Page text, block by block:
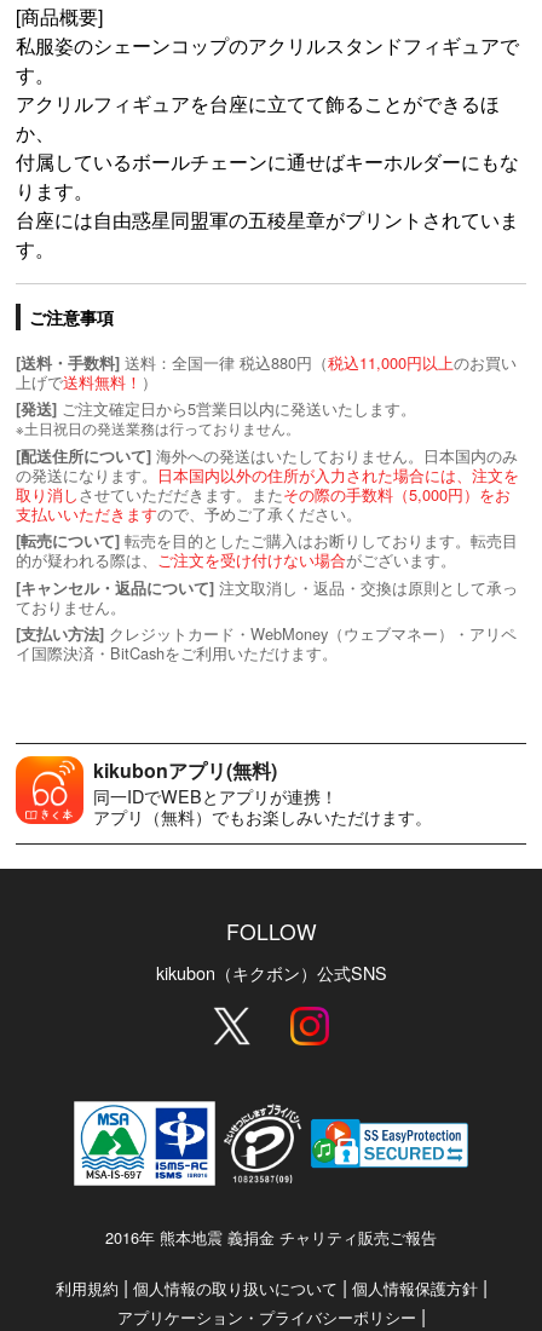
[商品概要]
私服姿のシェーンコップのアクリルスタンドフィギュアで
す。
アクリルフィギュアを台座に立てて飾ることができるほ
か、
付属しているボールチェーンに通せばキーホルダーにもな
ります。
台座には自由惑星同盟軍の五稜星章がプリントされていま
す。
ご注意事項
[送料・手数料] 送料：全国一律 税込880円（税込11,000円以上のお買い
上げで送料無料！ ）
[発送] ご注文確定日から5営業日以内に発送いたします。
※土日祝日の発送業務は行っておりません。
[配送住所について] 海外への発送はいたしておりません。日本国内のみ
の発送になります。 日本国内以外の住所が入力された場合には、注文を
取り消しさせていただだきます。またその際の手数料（5,000円）をお
支払いいただきますので、予めご了承ください。
[転売について] 転売を目的としたご購入はお断りしております。転売目
的が疑われる際は、 ご注文を受け付けない場合がございます。
[キャンセル・返品について] 注文取消し・返品・交換は原則として承っ
ておりません。
[支払い方法] クレジットカード・WebMoney（ウェブマネー）・アリペ
イ国際決済・BitCashをご利用いただけます。
kikubonアプリ(無料)
同一IDでWEBとアプリが連携！
アプリ（無料）でもお楽しみいただけます。
FOLLOW
kikubon（キクボン）公式SNS
2016年 熊本地震 義捐金 チャリティ販売ご報告
利用規約 | 個人情報の取り扱いについて | 個人情報保護方針|
アプリケーション・プライバシーポリシー |